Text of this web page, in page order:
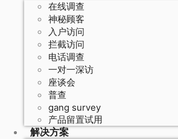
在线调查
神秘顾客
入户访问
拦截访问
电话调查
一对一深访
座谈会
普查
gang survey
产品留置试用
解决方案